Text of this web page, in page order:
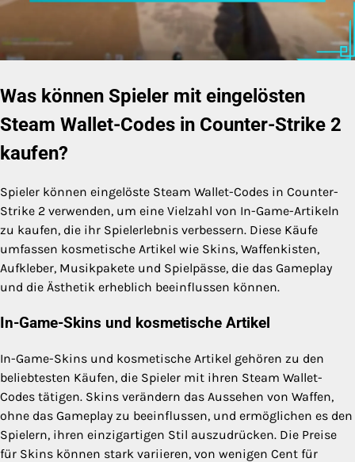
Was können Spieler mit eingelösten
Steam Wallet-Codes in Counter-Strike 2
kaufen?
Spieler können eingelöste Steam Wallet-Codes in Counter-
Strike 2 verwenden, um eine Vielzahl von In-Game-Artikeln
zu kaufen, die ihr Spielerlebnis verbessern. Diese Käufe
umfassen kosmetische Artikel wie Skins, Waffenkisten,
Aufkleber, Musikpakete und Spielpässe, die das Gameplay
und die Ästhetik erheblich beeinflussen können.
In-Game-Skins und kosmetische Artikel
In-Game-Skins und kosmetische Artikel gehören zu den
beliebtesten Käufen, die Spieler mit ihren Steam Wallet-
Codes tätigen. Skins verändern das Aussehen von Waffen,
ohne das Gameplay zu beeinflussen, und ermöglichen es den
Spielern, ihren einzigartigen Stil auszudrücken. Die Preise
für Skins können stark variieren, von wenigen Cent für